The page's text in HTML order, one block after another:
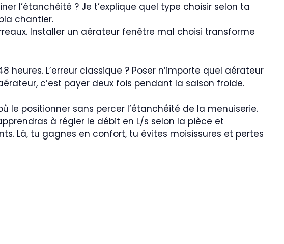
l’étanchéité ? Je t’explique quel type choisir selon ta
chantier.
Installer un aérateur fenêtre mal choisi transforme
L’erreur classique ? Poser n’importe quel aérateur
c’est payer deux fois pendant la saison froide.
le positionner sans percer l’étanchéité de la menuiserie.
à régler le débit en L/s selon la pièce et
Là, tu gagnes en confort, tu évites moisissures et pertes